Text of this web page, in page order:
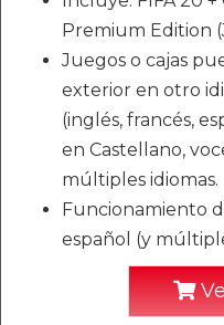
Premium Edition
Juegos o cajas
exterior en otro
(inglés, francés,
en Castellano,
múltiples idiomas.
Funcionamiento
español (y